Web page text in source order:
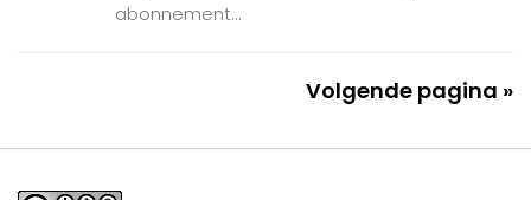
abonnement...
Volgende pagina »